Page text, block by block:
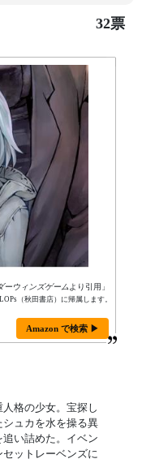
32票
ーウィンズゲーム より引用」
（秋田書店）に帰属します。
Amazon で検索 ▶
格の少女。宝探し
ュカを水を操る異
い詰めた。イベン
ットレーベンズに